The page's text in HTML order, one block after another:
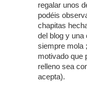
regalar unos
podéis
chapitas
del blog y una
siempre mola
motivado que
relleno sea
acepta).